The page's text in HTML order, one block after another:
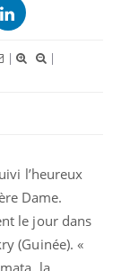
|
|
l’heureux
Dame.
le jour dans
(Guinée). «
la